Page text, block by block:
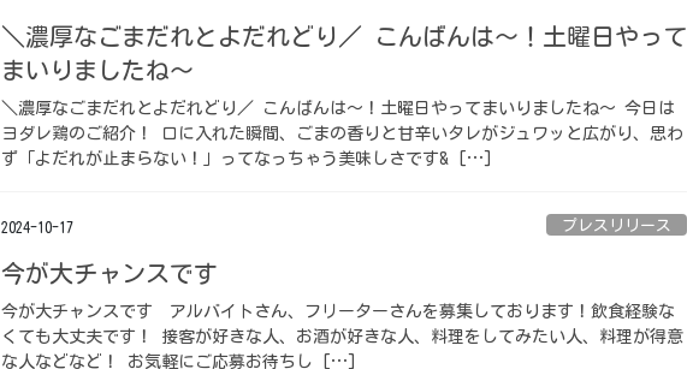
＼濃厚なごまだれとよだれどり／ こんばんは〜！土曜日やって
まいりましたね〜
＼濃厚なごまだれとよだれどり／ こんばんは〜！土曜日やってまいりましたね〜 今日は
ヨダレ鶏のご紹介！ 口に入れた瞬間、ごまの香りと甘辛いタレがジュワッと広がり、思わ
ず「よだれが止まらない！」ってなっちゃう美味しさです& […]
2024-10-17 プレスリリース
今が大チャンスです️ ⁡
今が大チャンスです️ ⁡ アルバイトさん、フリーターさんを募集しております！飲食経験な
くても大丈夫です！ 接客が好きな人、お酒が好きな人、料理をしてみたい人、料理が得意
な人などなど！ お気軽にご応募お待ちし […]